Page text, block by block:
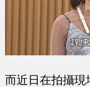
而近日在拍攝現